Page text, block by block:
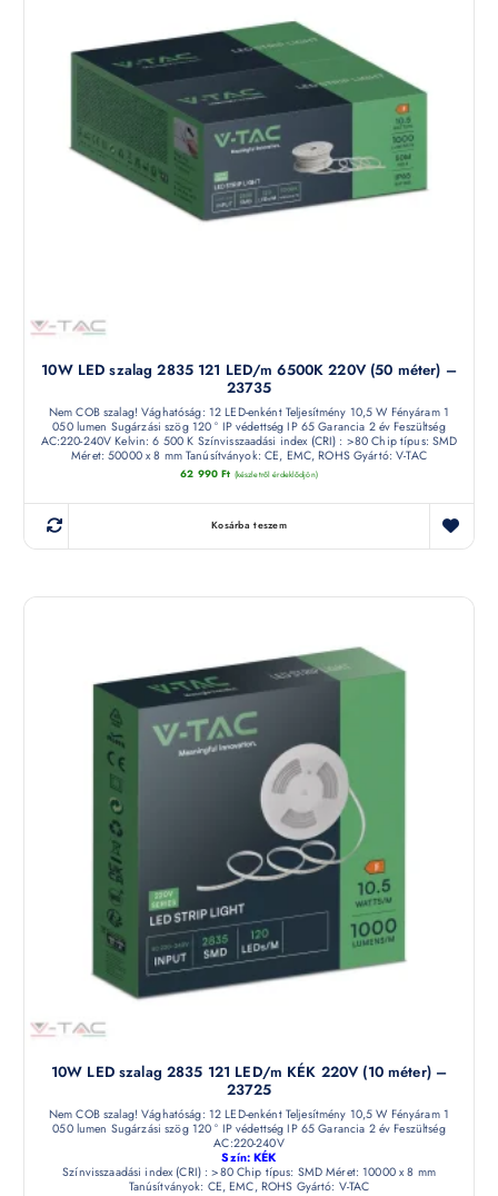
10W LED szalag 2835 121 LED/m 6500K 220V (50 méter) –
23735
Nem COB szalag! Vághatóság: 12 LED-enként Teljesítmény 10,5 W Fényáram 1
050 lumen Sugárzási szög 120 ° IP védettség IP 65 Garancia 2 év Feszültség
AC:220-240V Kelvin: 6 500 K Színvisszaadási index (CRI) : >80 Chip típus: SMD
Méret: 50000 x 8 mm Tanúsítványok: CE, EMC, ROHS Gyártó: V-TAC
62 990Ft (készletről érdeklődjön)
Kosárba teszem
10W LED szalag 2835 121 LED/m KÉK 220V (10 méter) –
23725
Nem COB szalag! Vághatóság: 12 LED-enként Teljesítmény 10,5 W Fényáram 1
050 lumen Sugárzási szög 120 ° IP védettség IP 65 Garancia 2 év Feszültség
AC:220-240V
Szín: KÉK
Színvisszaadási index (CRI) : >80 Chip típus: SMD Méret: 10000 x 8 mm
Tanúsítványok: CE, EMC, ROHS Gyártó: V-TAC